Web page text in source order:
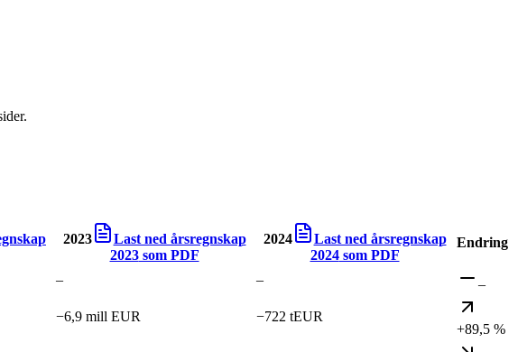
2023
Last ned årsregnskap
2023som PDF
2024
Last ned årsregnskap
2024som PDF
Endring
– – –
−6,9 mill EUR
−722 tEUR
+89,5 %